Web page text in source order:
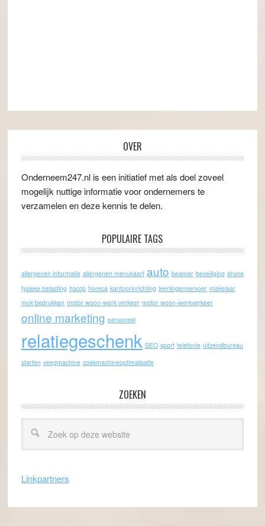
OVER
Onderneem247.nl is een initiatief met als doel zoveel
mogelijk nuttige informatie voor ondernemers te
verzamelen en deze kennis te delen.
POPULAIRE TAGS
allergenen informatie allergenen menukaart auto beamer beveiliging drone
fysieke belasting haccp horeca kantoorinrichting leerlingenvervoer makelaar
mok bedrukken motor woon-werk verkeer motor woon-werkverkeer
online marketing personeel
relatiegeschenk SEO sport telefonie uitzendbureau
starten veegmachine zoekmachineoptimalisatie
ZOEKEN
Linkpartners